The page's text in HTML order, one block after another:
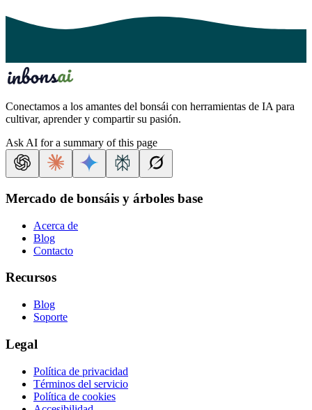
Conectamos a los amantes del bonsái con herramientas de IA para
cultivar, aprender y compartir su pasión.
Ask AI for a summary of this page
Mercado de bonsáis y árboles base
Acerca de
Blog
Contacto
Recursos
Blog
Soporte
Legal
Política de privacidad
Términos del servicio
Política de cookies